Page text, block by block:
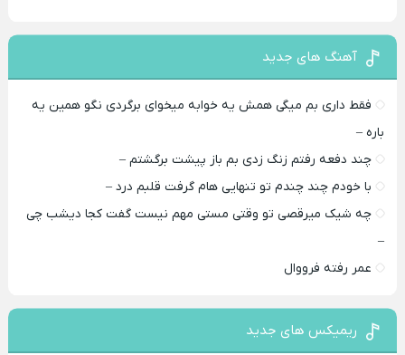
آهنگ های جدید
فقط داری بم میگی همش یه خوابه میخوای برگردی نگو همین یه
باره –
چند دفعه رفتم زنگ زدی بم باز پیشت برگشتم –
با خودم چند چندم تو تنهایی هام گرفت قلبم درد –
چه شیک میرقصی تو وقتی مستی مهم نیست گفت کجا دیشب چی
–
عمر رفته فرووال
ریمیکس های جدید